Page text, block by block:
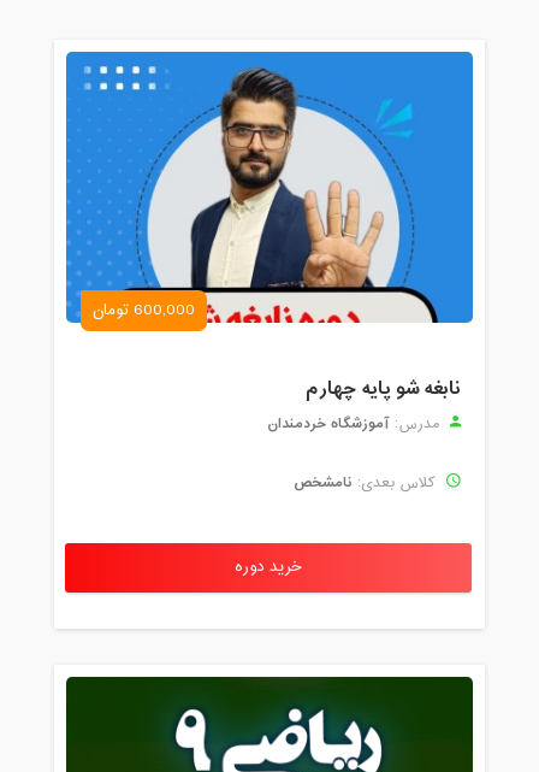
600,000 تومان
نابغه شو پایه چهارم
مدرس: آموزشگاه خردمندان
کلاس بعدی: نامشخص
خرید دوره